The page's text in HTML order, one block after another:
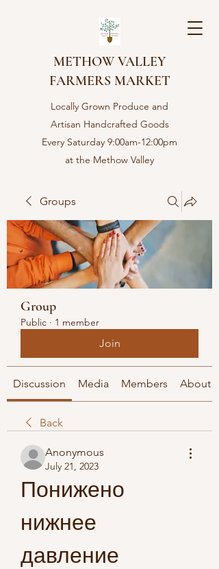
METHOW VALLEY
FARMERS MARKET
Locally Grown Produce and
Artisan Handcrafted Goods
Every Saturday 9:00am-12:00pm
at the Methow Valley
Groups
Group
Public · 1 member
Join
Discussion Media Members About
Back
Anonymous
July 21, 2023
Понижено
нижнее
давление